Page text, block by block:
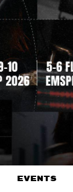
EVENTS